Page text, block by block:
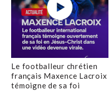
Le footballeur chrétien
français Maxence Lacroix
témoigne de sa foi